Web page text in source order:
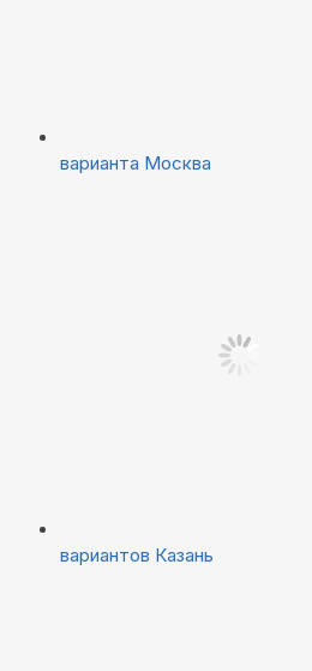
варианта Москва
вариантов Казань